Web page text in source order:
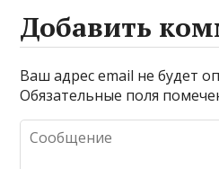
Добавить
Ваш адрес email не будет
Обязательные поля